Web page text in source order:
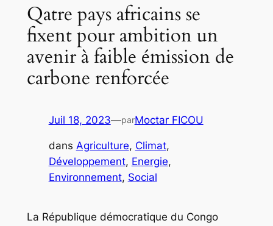
Qatre pays africains se
fixent pour ambition un
avenir à faible émission de
carbone renforcée
Juil 18, 2023—parMoctar FICOU
dans Agriculture, Climat
Développement, Energie
Environnement, Social
La République démocratique du Congo